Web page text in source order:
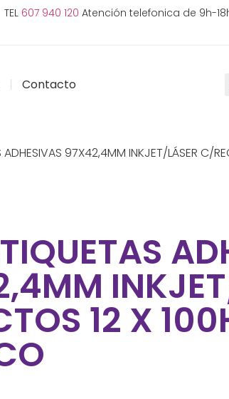
TEL 607 940 120 Atención telefonica de 9h-18h
Contacto
ADHESIVAS 97X42,4MM INKJET/LÁSER C/
12 X